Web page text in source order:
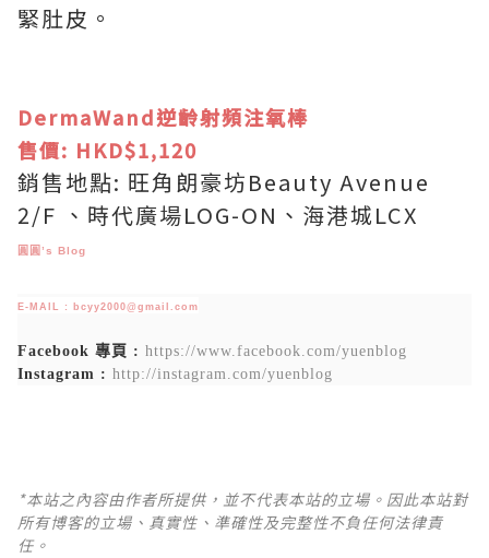
緊肚皮。
DermaWand逆齡射頻注氧棒
售價: HKD$1,120
銷售地點: 旺角朗豪坊Beauty Avenue
2/F 、時代廣場LOG-ON、海港城LCX
圓圓’s Blog
E-MAIL : bcyy2000@gmail.com
Facebook 專頁 : https://www.facebook.com/yuenblog
Instagram : http://instagram.com/yuenblog
*本站之內容由作者所提供，並不代表本站的立場。因此本站對
所有博客的立場、真實性、準確性及完整性不負任何法律責
任。